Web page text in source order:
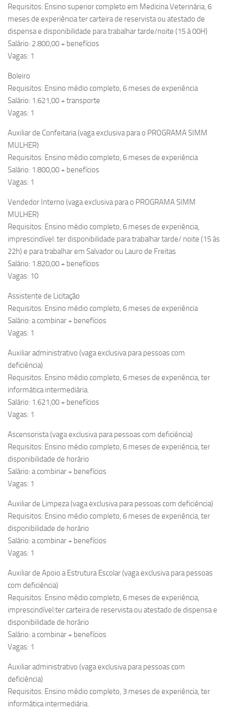
Requisitos: Ensino superior completo em Medicina Veterinária, 6
meses de experiência ter carteira de reservista ou atestado de
dispensa e disponibilidade para trabalhar tarde/noite (15 à 00H)
Salário: 2.800,00 + benefícios
Vagas: 1
Boleiro
Requisitos: Ensino médio completo, 6 meses de experiência
Salário: 1.621,00 + transporte
Vagas: 1
Auxiliar de Confeitaria (vaga exclusiva para o PROGRAMA SIMM
MULHER)
Requisitos: Ensino médio completo, 6 meses de experiência
Salário: 1.800,00 + benefícios
Vagas: 1
Vendedor Interno (vaga exclusiva para o PROGRAMA SIMM
MULHER)
Requisitos: Ensino médio completo, 6 meses de experiência,
imprescindível: ter disponibilidade para trabalhar tarde/ noite (15 às
22h) e para trabalhar em Salvador ou Lauro de Freitas
Salário: 1.820,00 + benefícios
Vagas: 10
Assistente de Licitação
Requisitos: Ensino médio completo, 6 meses de experiência
Salário: a combinar + benefícios
Vagas: 1
Auxiliar administrativo (vaga exclusiva para pessoas com
deficiência)
Requisitos: Ensino médio completo, 6 meses de experiência, ter
informática intermediária.
Salário: 1.621,00 + benefícios
Vagas: 1
Ascensorista (vaga exclusiva para pessoas com deficiência)
Requisitos: Ensino médio completo, 6 meses de experiência, ter
disponibilidade de horário
Salário: a combinar + benefícios
Vagas: 1
Auxiliar de Limpeza (vaga exclusiva para pessoas com deficiência)
Requisitos: Ensino médio completo, 6 meses de experiência, ter
disponibilidade de horário
Salário: a combinar + benefícios
Vagas: 1
Auxiliar de Apoio a Estrutura Escolar (vaga exclusiva para pessoas
com deficiência)
Requisitos: Ensino médio completo, 6 meses de experiência,
imprescindível:ter carteira de reservista ou atestado de dispensa e
disponibilidade de horário
Salário: a combinar + benefícios
Vagas: 1
Auxiliar administrativo (vaga exclusiva para pessoas com
deficiência)
Requisitos: Ensino médio completo, 3 meses de experiência, ter
informática intermediária.